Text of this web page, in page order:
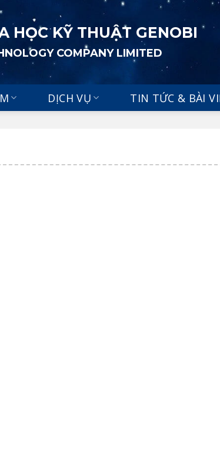
HỌC KỸ THUẬT GENOBI
COMPANY LIMITED
DỊCH VỤ TIN TỨC & BÀI